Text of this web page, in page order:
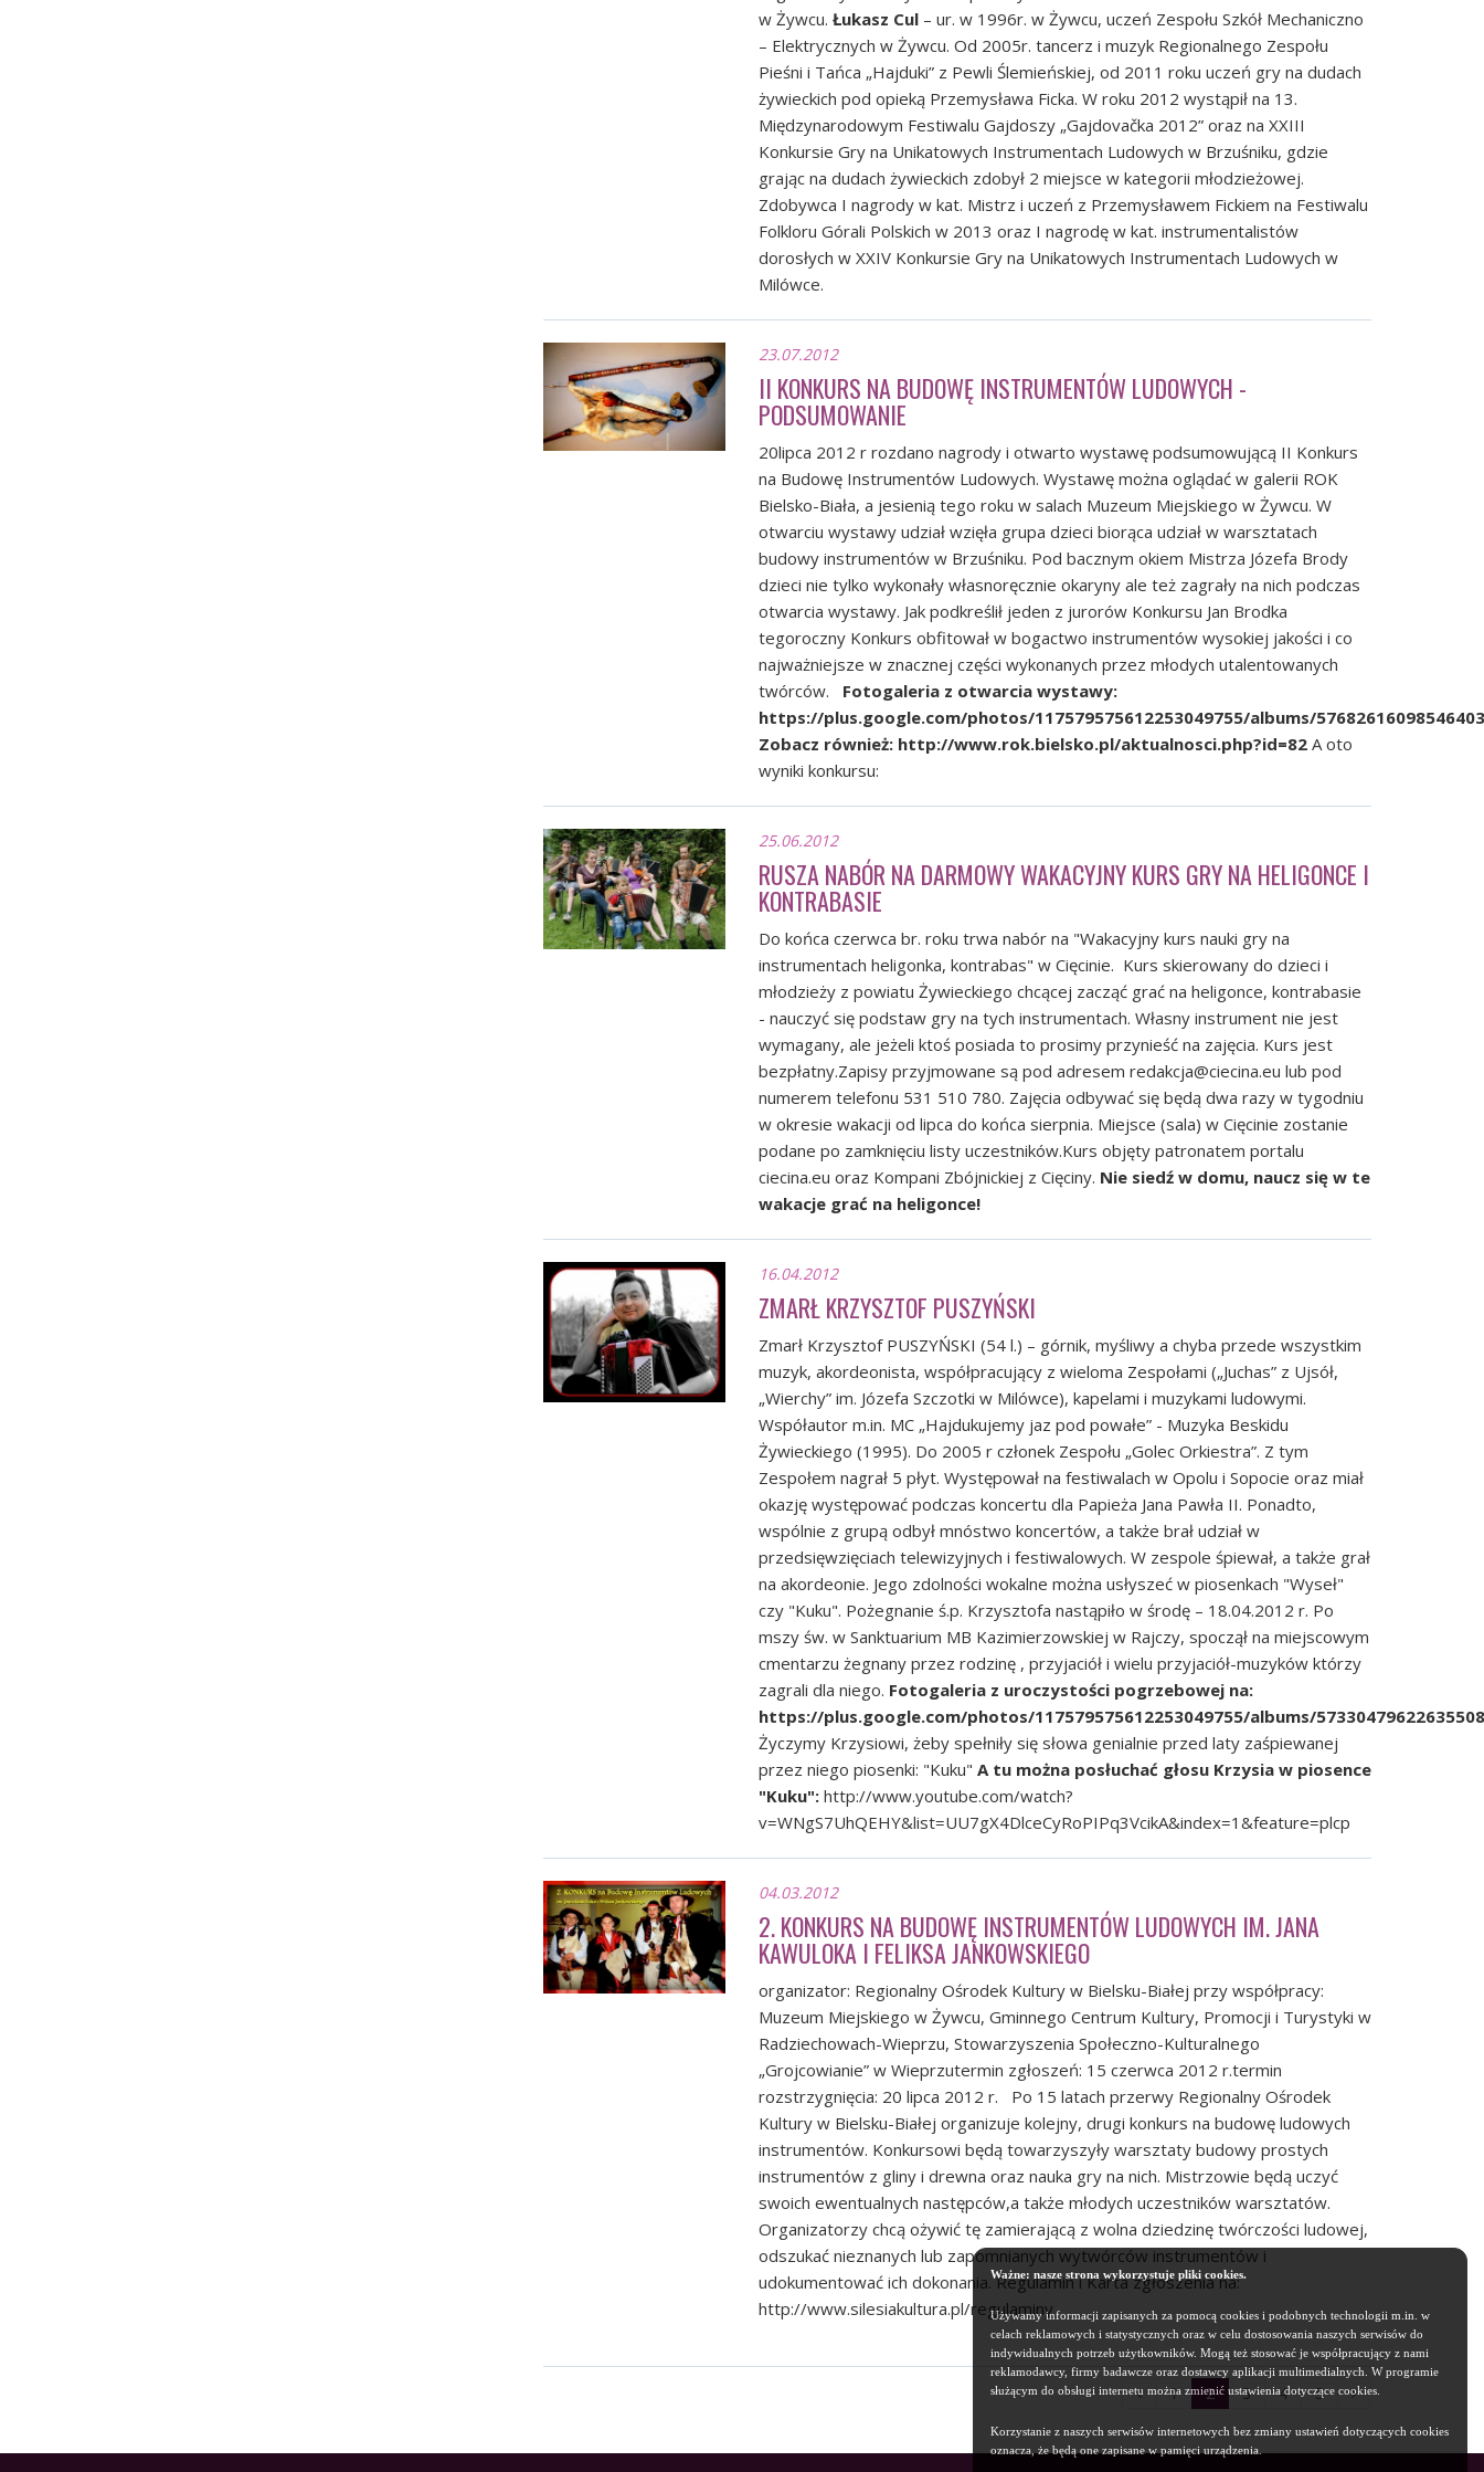
w Żywcu. Łukasz Cul – ur. w 1996r. w Żywcu, uczeń Zespołu Szkół Mechaniczno
– Elektrycznych w Żywcu. Od 2005r. tancerz i muzyk Regionalnego Zespołu
Pieśni i Tańca „Hajduki” z Pewli Ślemieńskiej, od 2011 roku uczeń gry na dudach
żywieckich pod opieką Przemysława Ficka. W roku 2012 wystąpił na 13.
Międzynarodowym Festiwalu Gajdoszy „Gajdovačka 2012” oraz na XXIII
Konkursie Gry na Unikatowych Instrumentach Ludowych w Brzuśniku, gdzie
grając na dudach żywieckich zdobył 2 miejsce w kategorii młodzieżowej.
Zdobywca I nagrody w kat. Mistrz i uczeń z Przemysławem Fickiem na Festiwalu
Folkloru Górali Polskich w 2013 oraz I nagrodę w kat. instrumentalistów
dorosłych w XXIV Konkursie Gry na Unikatowych Instrumentach Ludowych w
Milówce.
23.07.2012
II KONKURS NA BUDOWĘ INSTRUMENTÓW LUDOWYCH -
PODSUMOWANIE
20lipca 2012 r rozdano nagrody i otwarto wystawę podsumowującą II Konkurs
na Budowę Instrumentów Ludowych. Wystawę można oglądać w galerii ROK
Bielsko-Biała, a jesienią tego roku w salach Muzeum Miejskiego w Żywcu. W
otwarciu wystawy udział wzięła grupa dzieci biorąca udział w warsztatach
budowy instrumentów w Brzuśniku. Pod bacznym okiem Mistrza Józefa Brody
dzieci nie tylko wykonały własnoręcznie okaryny ale też zagrały na nich podczas
otwarcia wystawy. Jak podkreślił jeden z jurorów Konkursu Jan Brodka
tegoroczny Konkurs obfitował w bogactwo instrumentów wysokiej jakości i co
najważniejsze w znacznej części wykonanych przez młodych utalentowanych
twórców. Fotogaleria z otwarcia wystawy:
https://plus.google.com/photos/117579575612253049755/albums/
Zobacz również: http://www.rok.bielsko.pl/aktualnosci.php?id=82 A oto
wyniki konkursu:
25.06.2012
RUSZA NABÓR NA DARMOWY WAKACYJNY KURS GRY NA HELIGONCE I
KONTRABASIE
Do końca czerwca br. roku trwa nabór na "Wakacyjny kurs nauki gry na
instrumentach heligonka, kontrabas" w Cięcinie. Kurs skierowany do dzieci i
młodzieży z powiatu Żywieckiego chcącej zacząć grać na heligonce, kontrabasie
- nauczyć się podstaw gry na tych instrumentach. Własny instrument nie jest
wymagany, ale jeżeli ktoś posiada to prosimy przynieść na zajęcia. Kurs jest
bezpłatny.Zapisy przyjmowane są pod adresem redakcja@ciecina.eu lub pod
numerem telefonu 531 510 780. Zajęcia odbywać się będą dwa razy w tygodniu
w okresie wakacji od lipca do końca sierpnia. Miejsce (sala) w Cięcinie zostanie
podane po zamknięciu listy uczestników.Kurs objęty patronatem portalu
ciecina.eu oraz Kompani Zbójnickiej z Cięciny. Nie siedź w domu, naucz się w te
wakacje grać na heligonce!
16.04.2012
ZMARŁ KRZYSZTOF PUSZYŃSKI
Zmarł Krzysztof PUSZYŃSKI (54 l.) – górnik, myśliwy a chyba przede wszystkim
muzyk, akordeonista, współpracujący z wieloma Zespołami („Juchas” z Ujsół,
„Wierchy” im. Józefa Szczotki w Milówce), kapelami i muzykami ludowymi.
Współautor m.in. MC „Hajdukujemy jaz pod powałe” - Muzyka Beskidu
Żywieckiego (1995). Do 2005 r członek Zespołu „Golec Orkiestra”. Z tym
Zespołem nagrał 5 płyt. Występował na festiwalach w Opolu i Sopocie oraz miał
okazję występować podczas koncertu dla Papieża Jana Pawła II. Ponadto,
wspólnie z grupą odbył mnóstwo koncertów, a także brał udział w
przedsięwzięciach telewizyjnych i festiwalowych. W zespole śpiewał, a także grał
na akordeonie. Jego zdolności wokalne można usłyszeć w piosenkach "Wyseł"
czy "Kuku". Pożegnanie ś.p. Krzysztofa nastąpiło w środę – 18.04.2012 r. Po
mszy św. w Sanktuarium MB Kazimierzowskiej w Rajczy, spoczął na miejscowym
cmentarzu żegnany przez rodzinę , przyjaciół i wielu przyjaciół-muzyków którzy
zagrali dla niego. Fotogaleria z uroczystości pogrzebowej na:
https://plus.google.com/photos/117579575612253049755/albums/
Życzymy Krzysiowi, żeby spełniły się słowa genialnie przed laty zaśpiewanej
przez niego piosenki: "Kuku" A tu można posłuchać głosu Krzysia w piosence
"Kuku": http://www.youtube.com/watch?
v=WNgS7UhQEHY&list=UU7gX4DlceCyRoPIPq3VcikA&index=1&feature=plcp
04.03.2012
2. KONKURS NA BUDOWĘ INSTRUMENTÓW LUDOWYCH IM. JANA
KAWULOKA I FELIKSA JANKOWSKIEGO
organizator: Regionalny Ośrodek Kultury w Bielsku-Białej przy współpracy:
Muzeum Miejskiego w Żywcu, Gminnego Centrum Kultury, Promocji i Turystyki w
Radziechowach-Wieprzu, Stowarzyszenia Społeczno-Kulturalnego
„Grojcowianie” w Wieprzutermin zgłoszeń: 15 czerwca 2012 r.termin
rozstrzygnięcia: 20 lipca 2012 r. Po 15 latach przerwy Regionalny Ośrodek
Kultury w Bielsku-Białej organizuje kolejny, drugi konkurs na budowę ludowych
instrumentów. Konkursowi będą towarzyszyły warsztaty budowy prostych
instrumentów z gliny i drewna oraz nauka gry na nich. Mistrzowie będą uczyć
swoich ewentualnych następców,a także młodych uczestników warsztatów.
Organizatorzy chcą ożywić tę zamierającą z wolna dziedzinę twórczości ludowej,
odszukać nieznanych lub zapomnianych wytwórców instrumentów i
udokumentować ich dokonania. Regulamin i Karta zgłoszenia na:
http://www.silesiakultura.pl/regulaminy
1 2 3 4 5
Ważne: nasze strona wykorzystuje pliki cookies.
Używamy informacji zapisanych za pomocą cookies i podobnych technologii m.in. w
celach reklamowych i statystycznych oraz w celu dostosowania naszych serwisów do
indywidualnych potrzeb użytkowników. Mogą też stosować je współpracujący z nami
reklamodawcy, firmy badawcze oraz dostawcy aplikacji multimedialnych. W programie
służącym do obsługi internetu można zmienić ustawienia dotyczące cookies.
Korzystanie z naszych serwisów internetowych bez zmiany ustawień dotyczących cookies
oznacza, że będą one zapisane w pamięci urządzenia.